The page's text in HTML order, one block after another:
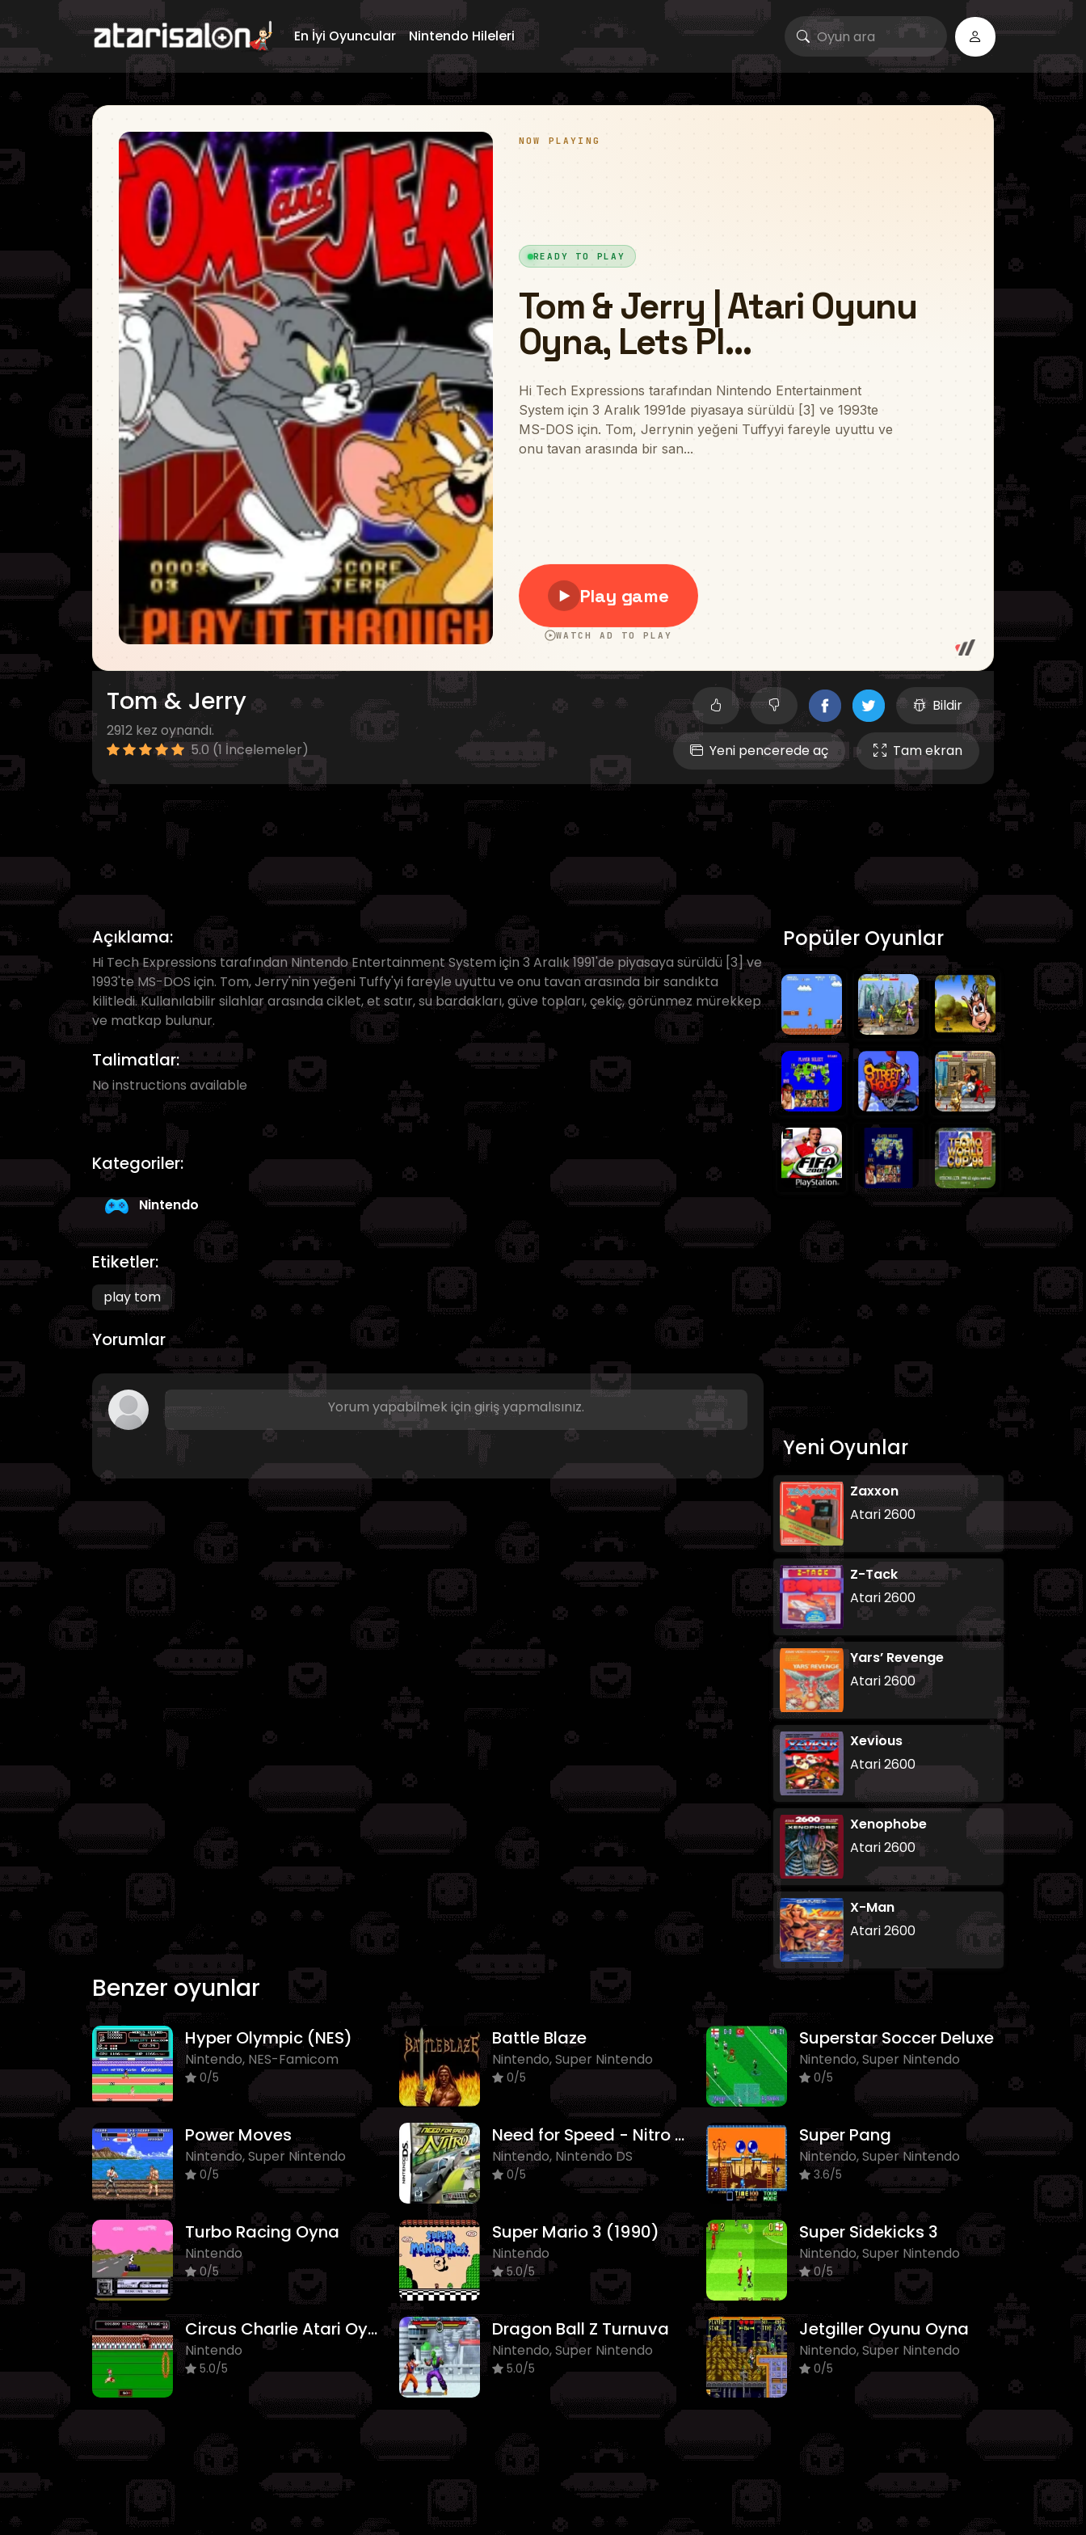
En İyi Oyuncular Nintendo Hileleri
Tom & Jerry
2912 kez oynandı.
5.0 (1 İncelemeler)
Bildir
Yeni pencerede aç Tam ekran
Açıklama:
Hi Tech Expressions tarafından Nintendo Entertainment System için 3 Aralık 1991'de piyasaya sürüldü [3] ve
1993'te MS-DOS için. Tom, Jerry'nin yeğeni Tuffy'yi fareyle uyuttu ve onu tavan arasında bir sandıkta
kilitledi. Kullanılabilir silahlar arasında ciklet, et satır, su bardakları, güve topları, çekiç, görünmez mürekkep
ve matkap bulunur.
Talimatlar:
No instructions available
Kategoriler:
Nintendo
Etiketler:
play tom
Yorumlar
Yorum yapabilmek için giriş yapmalısınız.
Popüler Oyunlar
Yeni Oyunlar
Zaxxon
Atari 2600
Z-Tack
Atari 2600
Yars’ Revenge
Atari 2600
Xevious
Atari 2600
Xenophobe
Atari 2600
X-Man
Atari 2600
Benzer oyunlar
Hyper Olympic (NES)
Nintendo, NES-Famicom
0/5
Battle Blaze
Nintendo, Super Nintendo
0/5
Superstar Soccer Deluxe
Nintendo, Super Nintendo
0/5
Power Moves
Nintendo, Super Nintendo
0/5
Need for Speed - Nitro Online
Nintendo, Nintendo DS
0/5
Super Pang
Nintendo, Super Nintendo
3.6/5
Turbo Racing Oyna
Nintendo
0/5
Super Mario 3 (1990)
Nintendo
5.0/5
Super Sidekicks 3
Nintendo, Super Nintendo
0/5
Circus Charlie Atari Oyunu
Nintendo
5.0/5
Dragon Ball Z Turnuva
Nintendo, Super Nintendo
5.0/5
Jetgiller Oyunu Oyna
Nintendo, Super Nintendo
0/5